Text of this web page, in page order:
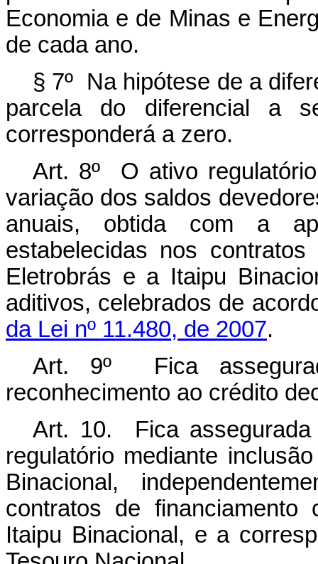
Economia e de Minas e
de cada ano.
§ 7º Na hipótese de a
parcela do diferencial a
corresponderá a zero.
Art. 8º O ativo regulatório
variação dos saldos
anuais, obtida com a
estabelecidas nos contratos
Eletrobrás e a Itaipu
aditivos, celebrados de
da Lei nº 11.480, de 2007.
Art.
9º Fica
reconhecimento ao crédito
Art. 10. Fica
regulatório mediante inclusão
Binacional,
contratos de
Itaipu Binacional, e a